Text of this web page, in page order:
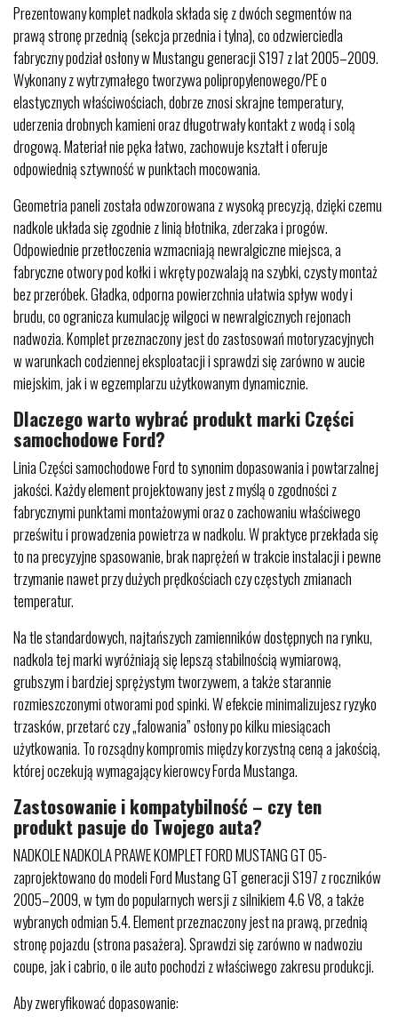
Prezentowany komplet nadkola składa się z dwóch segmentów na
prawą stronę przednią (sekcja przednia i tylna), co odzwierciedla
fabryczny podział osłony w Mustangu generacji S197 z lat 2005–2009.
Wykonany z wytrzymałego tworzywa polipropylenowego/PE o
elastycznych właściwościach, dobrze znosi skrajne temperatury,
uderzenia drobnych kamieni oraz długotrwały kontakt z wodą i solą
drogową. Materiał nie pęka łatwo, zachowuje kształt i oferuje
odpowiednią sztywność w punktach mocowania.
Geometria paneli została odwzorowana z wysoką precyzją, dzięki czemu
nadkole układa się zgodnie z linią błotnika, zderzaka i progów.
Odpowiednie przetłoczenia wzmacniają newralgiczne miejsca, a
fabryczne otwory pod kołki i wkręty pozwalają na szybki, czysty montaż
bez przeróbek. Gładka, odporna powierzchnia ułatwia spływ wody i
brudu, co ogranicza kumulację wilgoci w newralgicznych rejonach
nadwozia. Komplet przeznaczony jest do zastosowań motoryzacyjnych
w warunkach codziennej eksploatacji i sprawdzi się zarówno w aucie
miejskim, jak i w egzemplarzu użytkowanym dynamicznie.
Dlaczego warto wybrać produkt marki Części
samochodowe Ford?
Linia Części samochodowe Ford to synonim dopasowania i powtarzalnej
jakości. Każdy element projektowany jest z myślą o zgodności z
fabrycznymi punktami montażowymi oraz o zachowaniu właściwego
prześwitu i prowadzenia powietrza w nadkolu. W praktyce przekłada się
to na precyzyjne spasowanie, brak naprężeń w trakcie instalacji i pewne
trzymanie nawet przy dużych prędkościach czy częstych zmianach
temperatur.
Na tle standardowych, najtańszych zamienników dostępnych na rynku,
nadkola tej marki wyróżniają się lepszą stabilnością wymiarową,
grubszym i bardziej sprężystym tworzywem, a także starannie
rozmieszczonymi otworami pod spinki. W efekcie minimalizujesz ryzyko
trzasków, przetarć czy „falowania” osłony po kilku miesiącach
użytkowania. To rozsądny kompromis między korzystną ceną a jakością,
której oczekują wymagający kierowcy Forda Mustanga.
Zastosowanie i kompatybilność – czy ten
produkt pasuje do Twojego auta?
NADKOLE NADKOLA PRAWE KOMPLET FORD MUSTANG GT 05-
zaprojektowano do modeli Ford Mustang GT generacji S197 z roczników
2005–2009, w tym do popularnych wersji z silnikiem 4.6 V8, a także
wybranych odmian 5.4. Element przeznaczony jest na prawą, przednią
stronę pojazdu (strona pasażera). Sprawdzi się zarówno w nadwoziu
coupe, jak i cabrio, o ile auto pochodzi z właściwego zakresu produkcji.
Aby zweryfikować dopasowanie: